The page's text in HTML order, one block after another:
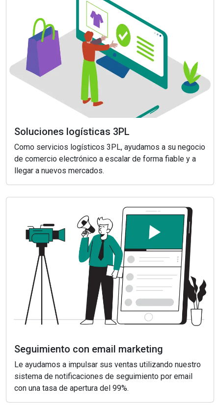
Soluciones logísticas 3PL
Como servicios logísticos 3PL, ayudamos a su negocio
de comercio electrónico a escalar de forma fiable y a
llegar a nuevos mercados.
Seguimiento con email marketing
Le ayudamos a impulsar sus ventas utilizando nuestro
sistema de notificaciones de seguimiento por email
con una tasa de apertura del 99%.